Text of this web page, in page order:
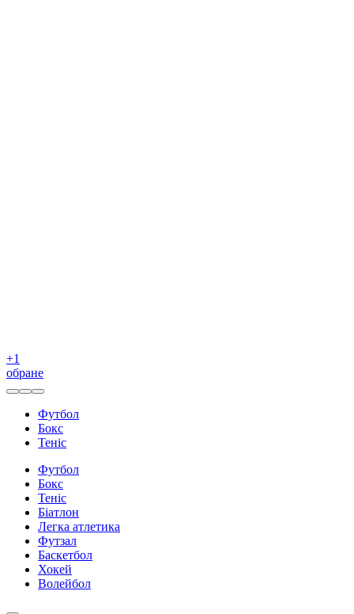
+1
обране
Футбол
Бокс
Теніс
Футбол
Бокс
Теніс
Біатлон
Легка атлетика
Футзал
Баскетбол
Хокей
Волейбол